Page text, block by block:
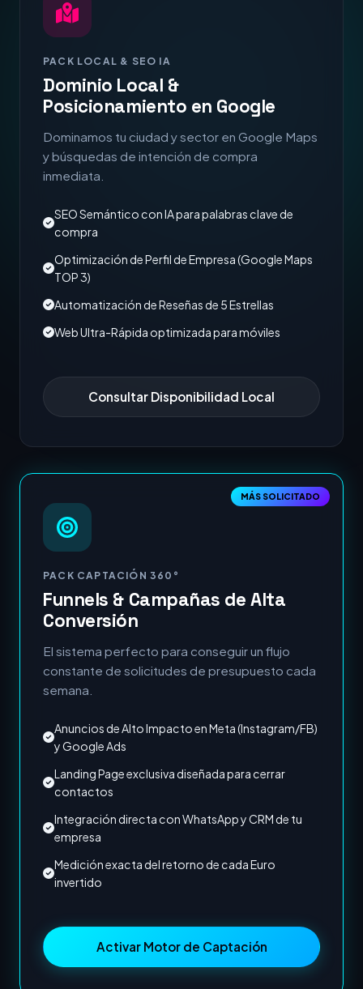
PACK LOCAL & SEO IA
Dominio Local &
Posicionamiento en Google
Dominamos tu ciudad y sector en Google Maps
y búsquedas de intención de compra
inmediata.
SEO Semántico con IA para palabras clave de
compra
Optimización de Perfil de Empresa (Google Maps
TOP 3)
Automatización de Reseñas de 5 Estrellas
Web Ultra-Rápida optimizada para móviles
Consultar Disponibilidad Local
MÁS SOLICITADO
PACK CAPTACIÓN 360°
Funnels & Campañas de Alta
Conversión
El sistema perfecto para conseguir un flujo
constante de solicitudes de presupuesto cada
semana.
Anuncios de Alto Impacto en Meta (Instagram/FB)
y Google Ads
Landing Page exclusiva diseñada para cerrar
contactos
Integración directa con WhatsApp y CRM de tu
empresa
Medición exacta del retorno de cada Euro
invertido
Activar Motor de Captación